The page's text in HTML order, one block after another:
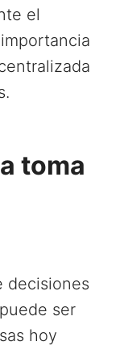
el
toma
decisiones
ser
hoy